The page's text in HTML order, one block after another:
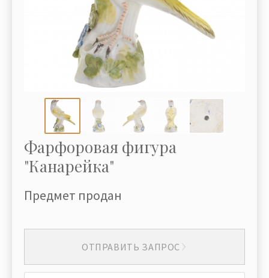
Фарфоровая фигура
"Канарейка"
Предмет продан
ОТПРАВИТЬ ЗАПРОС